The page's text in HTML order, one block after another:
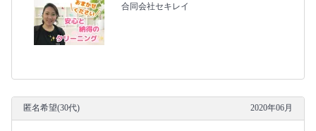
合同会社セキレイ
匿名希望(30代) 2020年06月